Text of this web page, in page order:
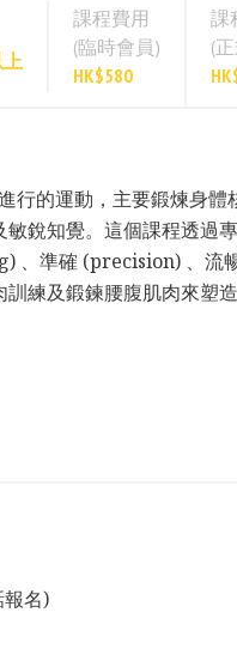
課程費用
(臨時會員)
HK$580
課
(
行的運動，主要鍛煉身
敏銳知覺。這個課程透
、準確 (precision) 、流
練及鍛鍊腰腹肌肉來塑
名)